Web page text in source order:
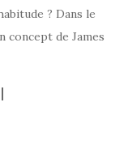
? Dans le
concept de James